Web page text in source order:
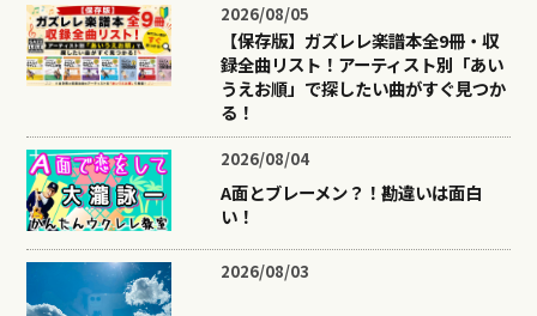
2026/08/05
【保存版】ガズレレ楽譜本全9冊・収
録全曲リスト！アーティスト別「あい
うえお順」で探したい曲がすぐ見つか
る！
2026/08/04
A面とブレーメン？！勘違いは面白
い！
2026/08/03